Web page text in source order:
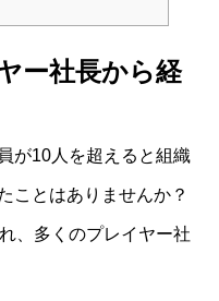
ー社長から経
が10人を超えると組織
ことはありませんか？
、多くのプレイヤー社